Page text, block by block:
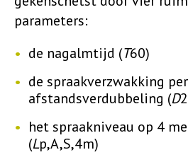
parameters:
de nagalmtijd (T60)
de spraakverzwakking per
afstandsverdubbeling (D
het spraakniveau op 4
(Lp,A,S,4m)